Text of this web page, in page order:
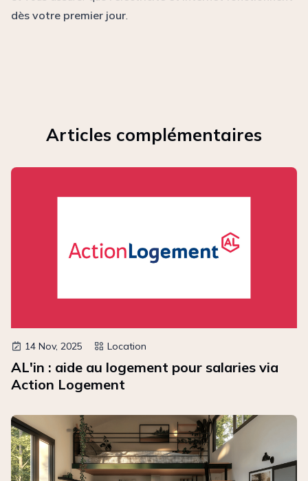
dès votre premier jour.
Articles complémentaires
14 Nov, 2025 Location
AL'in : aide au logement pour salaries via
Action Logement